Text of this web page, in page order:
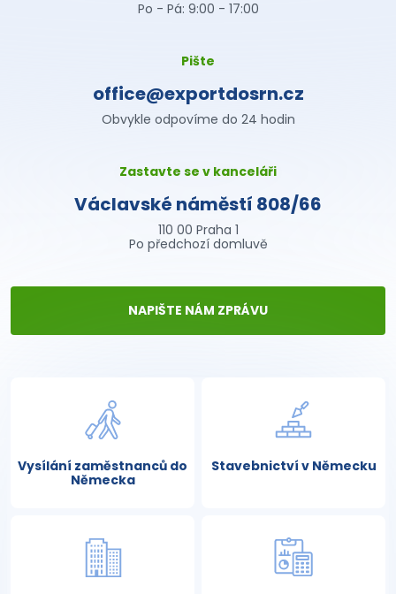
Po - Pá: 9:00 - 17:00
Pište
office@exportdosrn.cz
Obvykle odpovíme do 24 hodin
Zastavte se v kanceláři
Václavské náměstí 808/66
110 00 Praha 1
Po předchozí domluvě
NAPIŠTE NÁM ZPRÁVU
Vysílání zaměstnanců do
Německa
Stavebnictví v Německu